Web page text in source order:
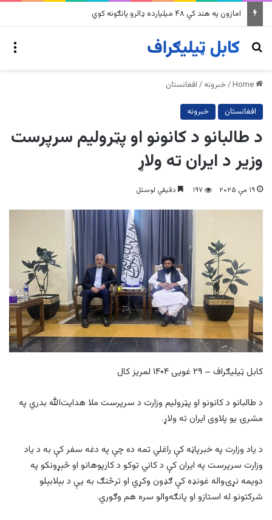
په وینزویلا کې زورورو زلزلو پراخ زیانونه اړولي
Search for
/خبرونه / افغانستان
افغانستان خبرونه
د طالبانو د کانونو او پټرولیم سرپرست
وزیر د ایران ته ولاړ
۱۹ مې ۲۰۲۵ ۱۹۷ دقیقې لوستل
کابل ټیلیګراف – ۲۹ غویی ۱۴۰۴ لمریز کال
د طالبانو د کانونو او پټرولیم وزارت د سرپرست ملا هدایت‌الله بدري په
مشرۍ یو پلاوی ایران ته ولاړ.
د یاد وزارت په خبرپاڼه کې راغلي تمه ده چې په دغه سفر کې به د یاد
وزارت سرپرست په ایران کې د کاني توکو د کارپوهانو او څېړونکو په
دویمه نړۍواله غونډه کې ګډون وکړي او ترڅنګ به یې د بېلابېلو
شرکتونو له استازو او پانګه‌والو سره هم وګوري.